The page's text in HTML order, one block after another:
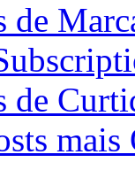
de
de
mais